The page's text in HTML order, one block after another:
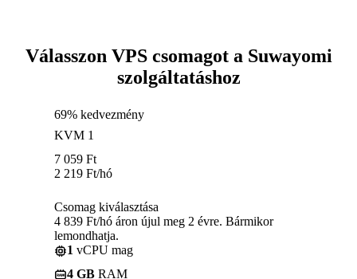
Válasszon VPS csomagot a Suwayomi
szolgáltatáshoz
69% kedvezmény
KVM 1
7 059 Ft
2 219 Ft/hó
Csomag kiválasztása
4 839 Ft/hó áron újul meg 2 évre. Bármikor
lemondhatja.
1 vCPU mag
4 GB RAM